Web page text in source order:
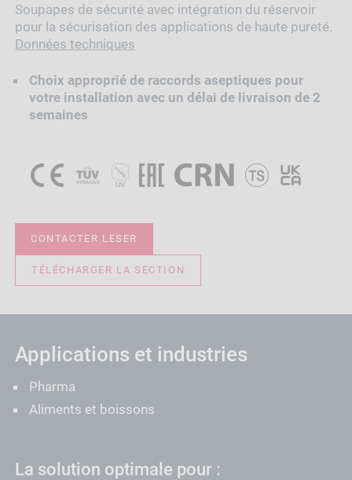
Soupapes de sécurité avec intégration du réservoir
pour la sécurisation des applications de haute pureté.
Données techniques
Choix approprié de raccords aseptiques pour
votre installation avec un délai de livraison de 2
semaines
CONTACTER LESER
TÉLÉCHARGER LA SECTION
Applications et industries
Pharma
Aliments et boissons
La solution optimale pour :